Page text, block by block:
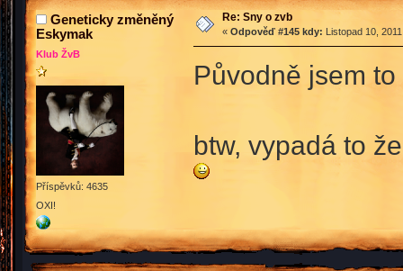
Geneticky změněný
Eskymak
Klub ŽvB
Příspěvků: 4635
OXI!
Re: Sny o zvb
« Odpověď #145 kdy: Listopad 10,
Původně jsem
btw, vypadá to